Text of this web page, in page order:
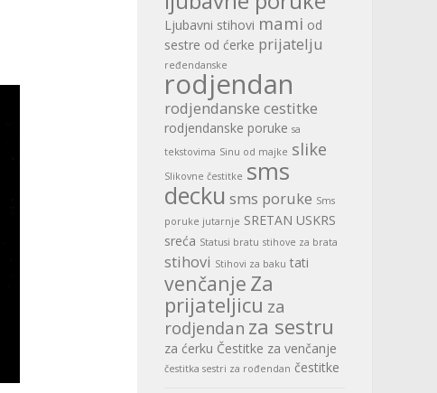
Ljubavni stihovi mami od
sestre od ćerke prijatelju
ređendanske
rodjendan
rodjendanske cestitke
rodjendanske poruke sa
tekstovima Sinu od majke slike
Slikovne čestitke sms
decku sms poruke Sms
poruke jutarnje SRETAN USKRS
sreća Statusi bratu stihove za brata
stihovi Stihovi za baku tati
venčanje Za
prijateljicu za
rodjendan za sestru
za ćerku Čestitke za venčanje
čestitka sestri za rođendan čestitke